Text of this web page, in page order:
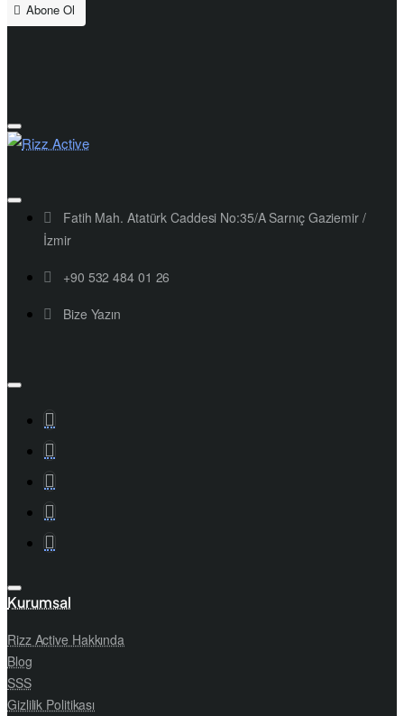
Abone Ol
Fatih Mah. Atatürk Caddesi No:35/A Sarnıç Gaziemir /
İzmir
+90 532 484 01 26
Bize Yazın
Kurumsal
Rizz Active Hakkında
Blog
SSS
Gizlilik Politikası